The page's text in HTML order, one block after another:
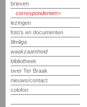
brieven
correspondenten
lezingen
foto's en documenten
filmliga
waakzaamheid
bibliotheek
over Ter Braak
nieuws/contact
colofon